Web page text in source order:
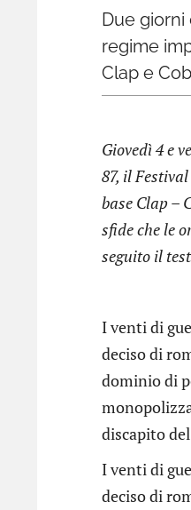
Due
regime
Clap e
Giovedì 4 e
87, il
base Clap –
sfide che le
seguito il
I venti di
deciso di
dominio di
discapito
I venti di
deciso di